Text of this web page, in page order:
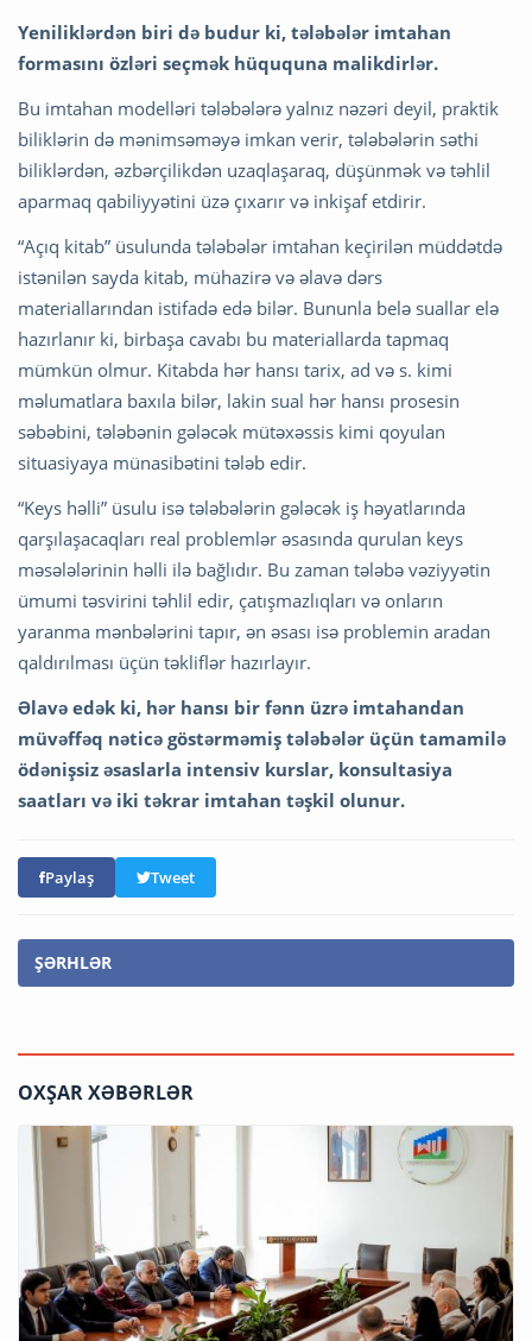
Yeniliklərdən biri də budur ki, tələbələr imtahan
formasını özləri seçmək hüququna malikdirlər.
Bu imtahan modelləri tələbələrə yalnız nəzəri deyil, praktik
biliklərin də mənimsəməyə imkan verir, tələbələrin səthi
biliklərdən, əzbərçilikdən uzaqlaşaraq, düşünmək və təhlil
aparmaq qabiliyyətini üzə çıxarır və inkişaf etdirir.
“Açıq kitab” üsulunda tələbələr imtahan keçirilən müddətdə
istənilən sayda kitab, mühazirə və əlavə dərs
materiallarından istifadə edə bilər. Bununla belə suallar elə
hazırlanır ki, birbaşa cavabı bu materiallarda tapmaq
mümkün olmur. Kitabda hər hansı tarix, ad və s. kimi
məlumatlara baxıla bilər, lakin sual hər hansı prosesin
səbəbini, tələbənin gələcək mütəxəssis kimi qoyulan
situasiyaya münasibətini tələb edir.
“Keys həlli” üsulu isə tələbələrin gələcək iş həyatlarında
qarşılaşacaqları real problemlər əsasında qurulan keys
məsələlərinin həlli ilə bağlıdır. Bu zaman tələbə vəziyyətin
ümumi təsvirini təhlil edir, çatışmazlıqları və onların
yaranma mənbələrini tapır, ən əsası isə problemin aradan
qaldırılması üçün təkliflər hazırlayır.
Əlavə edək ki, hər hansı bir fənn üzrə imtahandan
müvəffəq nəticə göstərməmiş tələbələr üçün tamamilə
ödənişsiz əsaslarla intensiv kurslar, konsultasiya
saatları və iki təkrar imtahan təşkil olunur.
Paylaş Tweet
ŞƏRHLƏR
OXŞAR XƏBƏRLƏR